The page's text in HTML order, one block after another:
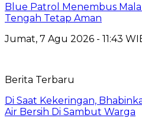
Blue Patrol Menembus
Tengah Tetap Aman
Jumat, 7 Agu 2026 - 11:43
Berita Terbaru
Di Saat Kekeringan,
Air Bersih Di Sambut Warga